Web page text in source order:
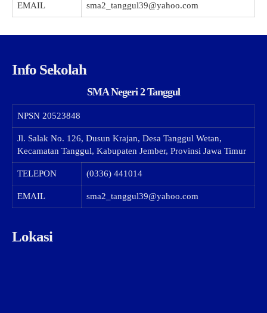
EMAIL sma2_tanggul39@yahoo.com
Info Sekolah
SMA Negeri 2 Tanggul
NPSN 20523848
Jl. Salak No. 126, Dusun Krajan, Desa Tanggul Wetan,
Kecamatan Tanggul, Kabupaten Jember, Provinsi Jawa Timur
TELEPON (0336) 441014
EMAIL sma2_tanggul39@yahoo.com
Lokasi